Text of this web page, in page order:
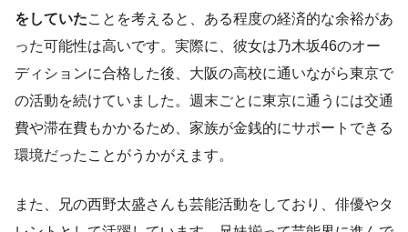
をしていたことを考えると、ある程度の経済的な余裕があ
った可能性は高いです。実際に、彼女は乃木坂46のオー
ディションに合格した後、大阪の高校に通いながら東京で
の活動を続けていました。週末ごとに東京に通うには交通
費や滞在費もかかるため、家族が金銭的にサポートできる
環境だったことがうかがえます。
また、兄の西野太盛さんも芸能活動をしており、俳優やタ